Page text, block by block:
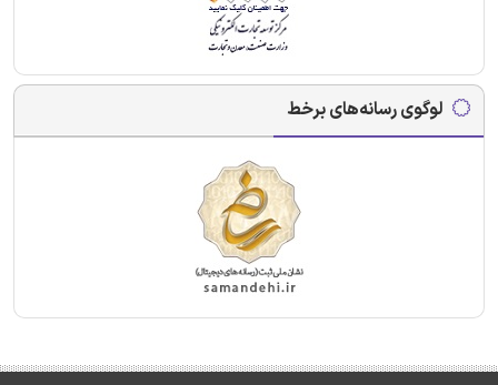
لوگوی رسانه‌های برخط